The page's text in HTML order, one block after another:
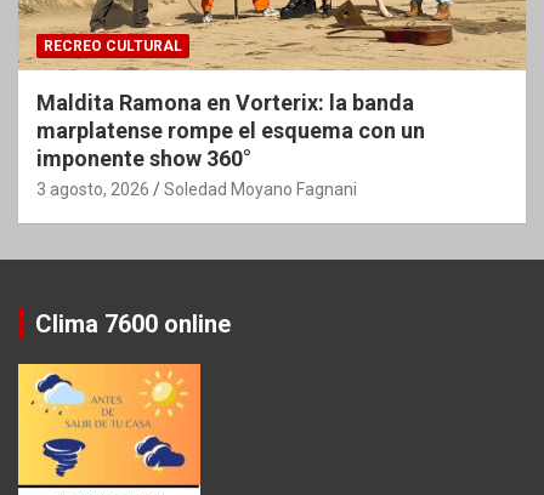
RECREO CULTURAL
Maldita Ramona en Vorterix: la banda
marplatense rompe el esquema con un
imponente show 360°
3 agosto, 2026 Soledad Moyano Fagnani
Clima 7600 online